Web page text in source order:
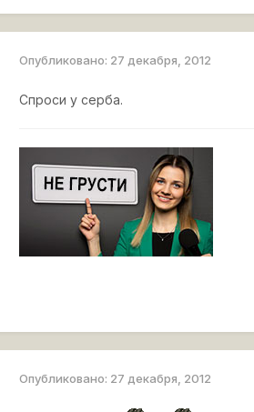
Опубликовано: 27 декабря, 2012
Спроси у серба.
Опубликовано: 27 декабря, 2012